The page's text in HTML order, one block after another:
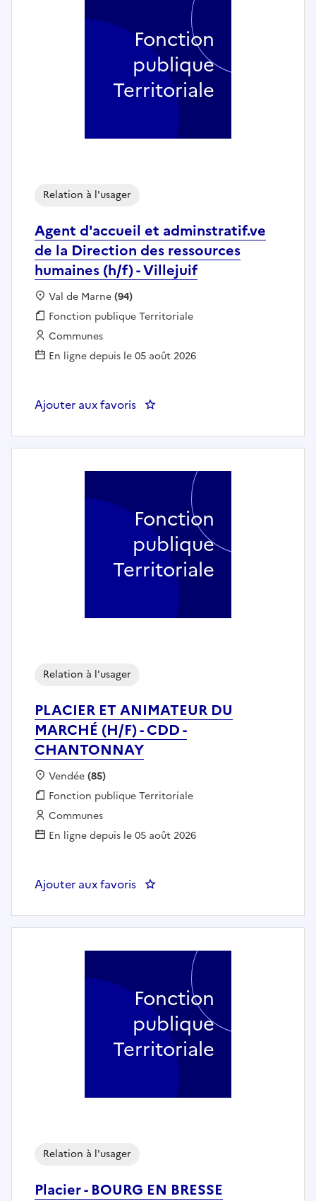
Agent d'accueil et adminstratif.ve
de la Direction des ressources
humaines (h/f) - Villejuif
Relation à l'usager
Localisation :
Val de Marne(94)
Fonction publique :
Fonction publique Territoriale
Employeur :
Communes
En ligne depuis le 05 août 2026
Ajouter aux favoris : Agent d'accueil et
Fonction
publique
Territoriale
PLACIER ET ANIMATEUR DU
MARCHÉ (H/F) - CDD -
CHANTONNAY
Relation à l'usager
Localisation :
Vendée(85)
Fonction publique :
Fonction publique Territoriale
Employeur :
Communes
En ligne depuis le 05 août 2026
Ajouter aux favoris : PLACIER ET ANIMATEUR DU
Fonction
publique
Territoriale
Placier - BOURG EN BRESSE
Relation à l'usager
Fonction
publique
Territoriale